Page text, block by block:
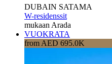
DUBAIN SATAMA
W-residenssit
mukaan Arada
VUOKRATA
from AED 695.0K